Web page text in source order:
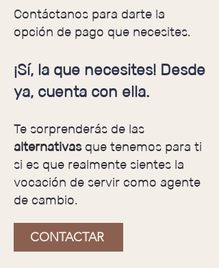
Contáctanos para darte la
opción de pago que necesites.
¡Sí, la que necesites! Desde
ya, cuenta con ella.
Te sorprenderás de las
alternativasque tenemos para ti
si es que realmente sientes la
vocación de servir como agente
de cambio.
CONTACTAR